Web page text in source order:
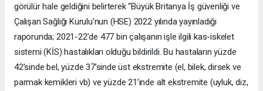
görülür hale geldiğini belirterek “Büyük Britanya İş güvenliği ve
Çalışan Sağlığı Kurulu’nun (HSE) 2022 yılında yayınladığı
raporunda; 2021-22’de 477 bin çalışanın işle ilgili kas-iskelet
sistemi (KİS) hastalıkları olduğu bildirildi. Bu hastaların yüzde
42’sinde bel, yüzde 37’sinde üst ekstremite (el, bilek, dirsek ve
parmak kemikleri vb) ve yüzde 21’inde alt ekstremite (uyluk, diz,